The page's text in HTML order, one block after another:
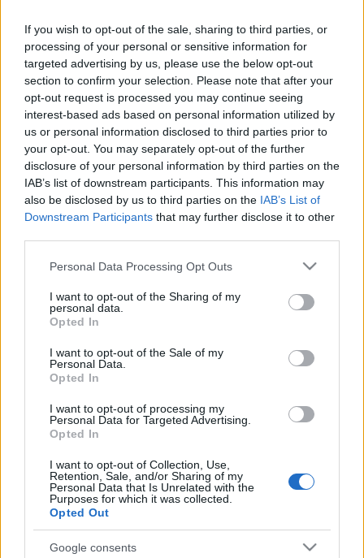
If you wish to opt-out of the sale, sharing to third parties, or
processing of your personal or sensitive information for
targeted advertising by us, please use the below opt-out
section to confirm your selection. Please note that after your
opt-out request is processed you may continue seeing
interest-based ads based on personal information utilized by
us or personal information disclosed to third parties prior to
your opt-out. You may separately opt-out of the further
disclosure of your personal information by third parties on the
IAB’s list of downstream participants. This information may
also be disclosed by us to third parties on the IAB’s List of
Downstream Participants that may further disclose it to other
Please note that this website/app uses one or more Google
not limited to your visit or usage behaviour. You may click to
grant or deny consent to Google and its third-party tags to
use your data for below specified purposes in below Google
consent section.
Personal Data Processing Opt Outs
I want to opt-out of the Sharing of my
personal data.
Opted In
I want to opt-out of the Sale of my
Personal Data.
Opted In
I want to opt-out of processing my
Personal Data for Targeted Advertising.
Opted In
I want to opt-out of Collection, Use,
Retention, Sale, and/or Sharing of my
Personal Data that Is Unrelated with the
Purposes for which it was collected.
Opted Out
Google consents
tökéletes világbéke, de…
A történelemnek mindig vége III.:
Tevefutam
kolbenheyer•2011. június 01.
Mintha a modern történelem folyamatosan
különböző ideológiák, sőt újabban civilizációk
összecsapásából állna, pedig oly sokszor hittük már,
hogy a konfliktusok történetének vége. Abban ugyan
A történelemnek mindig vége II.:
Medvetánc
Mintha a modern történelem folyamatosan
különböző ideológiák, sőt újabban civilizációk
összecsapásából állna, pedig oly sokszor hittük már,
hogy a konfliktusok történetének vége. Abban ugyan
nem hiszek, hogy belátható időn belül megvalósul a
tökéletes világbéke, de…
A történelemnek mindig vége I.:
Farkasvadászat